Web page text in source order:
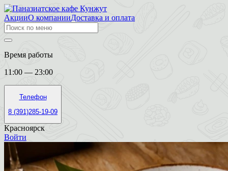
АкцииО компанииДоставка и оплата
Время работы
11:00 — 23:00
Телефон
8 (391)285-19-09
Красноярск
Войти